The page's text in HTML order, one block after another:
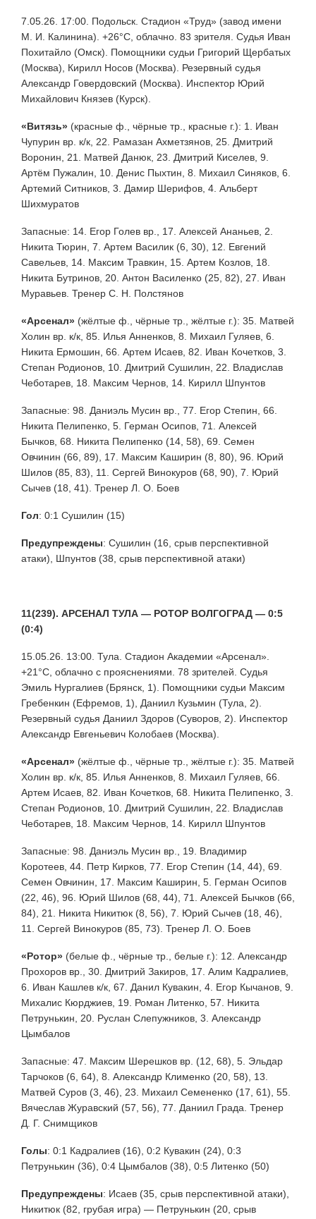
7.05.26. 17:00. Подольск. Стадион «Труд» (завод имени
М. И. Калинина). +26°С, облачно. 83 зрителя. Судья Иван
Похитайло (Омск). Помощники судьи Григорий Щербатых
(Москва), Кирилл Носов (Москва). Резервный судья
Александр Говердовский (Москва). Инспектор Юрий
Михайлович Князев (Курск).
«Витязь» (красные ф., чёрные тр., красные г.): 1. Иван
Чупурин вр. к/к, 22. Рамазан Ахметзянов, 25. Дмитрий
Воронин, 21. Матвей Данюк, 23. Дмитрий Киселев, 9.
Артём Пужалин, 10. Денис Пыхтин, 8. Михаил Синяков, 6.
Артемий Ситников, 3. Дамир Шерифов, 4. Альберт
Шихмуратов
Запасные: 14. Егор Голев вр., 17. Алексей Ананьев, 2.
Никита Тюрин, 7. Артем Василик (6, 30), 12. Евгений
Савельев, 14. Максим Травкин, 15. Артем Козлов, 18.
Никита Бутринов, 20. Антон Василенко (25, 82), 27. Иван
Муравьев. Тренер С. Н. Полстянов
«Арсенал» (жёлтые ф., чёрные тр., жёлтые г.): 35. Матвей
Холин вр. к/к, 85. Илья Анненков, 8. Михаил Гуляев, 6.
Никита Ермошин, 66. Артем Исаев, 82. Иван Кочетков, 3.
Степан Родионов, 10. Дмитрий Сушилин, 22. Владислав
Чеботарев, 18. Максим Чернов, 14. Кирилл Шпунтов
Запасные: 98. Даниэль Мусин вр., 77. Егор Степин, 66.
Никита Пелипенко, 5. Герман Осипов, 71. Алексей
Бычков, 68. Никита Пелипенко (14, 58), 69. Семен
Овчинин (66, 89), 17. Максим Каширин (8, 80), 96. Юрий
Шилов (85, 83), 11. Сергей Винокуров (68, 90), 7. Юрий
Сычев (18, 41). Тренер Л. О. Боев
Гол: 0:1 Сушилин (15)
Предупреждены: Сушилин (16, срыв перспективной
атаки), Шпунтов (38, срыв перспективной атаки)
11(239). АРСЕНАЛ ТУЛА — РОТОР ВОЛГОГРАД — 0:5
(0:4)
15.05.26. 13:00. Тула. Стадион Академии «Арсенал».
+21°С, облачно с прояснениями. 78 зрителей. Судья
Эмиль Нургалиев (Брянск, 1). Помощники судьи Максим
Гребенкин (Ефремов, 1), Даниил Кузьмин (Тула, 2).
Резервный судья Даниил Здоров (Суворов, 2). Инспектор
Александр Евгеньевич Колобаев (Москва).
«Арсенал» (жёлтые ф., чёрные тр., жёлтые г.): 35. Матвей
Холин вр. к/к, 85. Илья Анненков, 8. Михаил Гуляев, 66.
Артем Исаев, 82. Иван Кочетков, 68. Никита Пелипенко, 3.
Степан Родионов, 10. Дмитрий Сушилин, 22. Владислав
Чеботарев, 18. Максим Чернов, 14. Кирилл Шпунтов
Запасные: 98. Даниэль Мусин вр., 19. Владимир
Коротеев, 44. Петр Кирков, 77. Егор Степин (14, 44), 69.
Семен Овчинин, 17. Максим Каширин, 5. Герман Осипов
(22, 46), 96. Юрий Шилов (68, 44), 71. Алексей Бычков (66,
84), 21. Никита Никитюк (8, 56), 7. Юрий Сычев (18, 46),
11. Сергей Винокуров (85, 73). Тренер Л. О. Боев
«Ротор» (белые ф., чёрные тр., белые г.): 12. Александр
Прохоров вр., 30. Дмитрий Закиров, 17. Алим Кадралиев,
6. Иван Кашлев к/к, 67. Данил Кувакин, 4. Егор Кычанов, 9.
Михалис Кюрджиев, 19. Роман Литенко, 57. Никита
Петрунькин, 20. Руслан Слепужников, 3. Александр
Цымбалов
Запасные: 47. Максим Шерешков вр. (12, 68), 5. Эльдар
Тарчоков (6, 64), 8. Александр Клименко (20, 58), 13.
Матвей Суров (3, 46), 23. Михаил Семененко (17, 61), 55.
Вячеслав Журавский (57, 56), 77. Даниил Града. Тренер
Д. Г. Снимщиков
Голы: 0:1 Кадралиев (16), 0:2 Кувакин (24), 0:3
Петрунькин (36), 0:4 Цымбалов (38), 0:5 Литенко (50)
Предупреждены: Исаев (35, срыв перспективной атаки),
Никитюк (82, грубая игра) — Петрунькин (20, срыв